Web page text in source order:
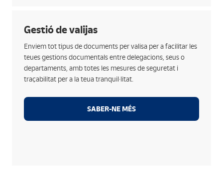
Gestió de valijas
Enviem tot tipus de documents per valisa per a facilitar les
teues gestions documentals entre delegacions, seus o
departaments, amb totes les mesures de seguretat i
traçabilitat per a la teua tranquil·litat.
SABER-NE MÉS
Classifiquem per tu els documents que cal enviar per
a agrupar-los i ordenar-los de manera adequada
facilitant la seua gestió i enviament.
Dipòsit als contenidors destinats a la destrucció
confidencial de documents en compliment de la
legislació vigent.
Comptem amb els millors sistemes i protocols de
seguretat per garantir la protecció i resguard dels